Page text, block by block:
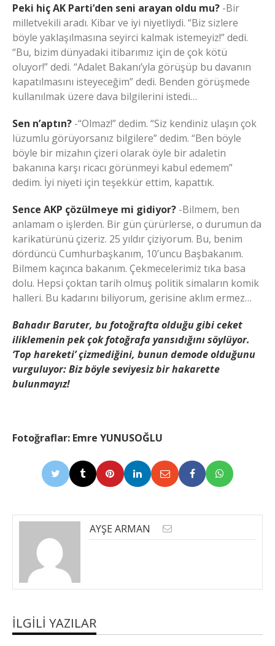
Peki hiç AK Parti’den seni arayan oldu mu? -Bir
milletvekili aradı. Kibar ve iyi niyetliydi. “Biz sizlere
böyle yaklaşılmasına seyirci kalmak istemeyiz!” dedi.
“Bu, bizim dünyadaki itibarımız için de çok kötü
oluyor!” dedi. “Adalet Bakanı’yla görüşüp bu davanın
kapatılmasını isteyeceğim” dedi. Benden görüşmede
kullanılmak üzere dava bilgilerini istedi…
Sen n’aptın? -“Olmaz!” dedim. “Siz kendiniz ulaşın çok
lüzumlu görüyorsanız bilgilere” dedim. “Ben böyle
böyle bir mizahın çizeri olarak öyle bir adaletin
bakanına karşı ricacı görünmeyi kabul edemem”
dedim. İyi niyeti için teşekkür ettim, kapattık.
Sence AKP çözülmeye mi gidiyor? -Bilmem, ben
anlamam o işlerden. Bir gün çürürlerse, o durumun da
karikatürünü çizeriz. 25 yıldır çiziyorum. Bu, benim
dördüncü Cumhurbaşkanım, 10’uncu Başbakanım.
Bilmem kaçınca bakanım. Çekmecelerimiz tıka basa
dolu. Hepsi çoktan tarih olmuş politik simaların komik
halleri. Bu kadarını biliyorum, gerisine aklım ermez…
Bahadır Baruter, bu fotoğrafta olduğu gibi ceket
iliklemenin pek çok fotoğrafa yansıdığını söylüyor.
‘Top hareketi’ çizmediğini, bunun demode olduğunu
vurguluyor: Biz böyle seviyesiz bir hakarette
bulunmayız!
Fotoğraflar: Emre YUNUSOĞLU
AYŞE ARMAN
İLGILI YAZILAR